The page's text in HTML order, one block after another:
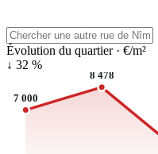
Évolution du quartier · €/m²
↓ 32 %
7 000
8 478